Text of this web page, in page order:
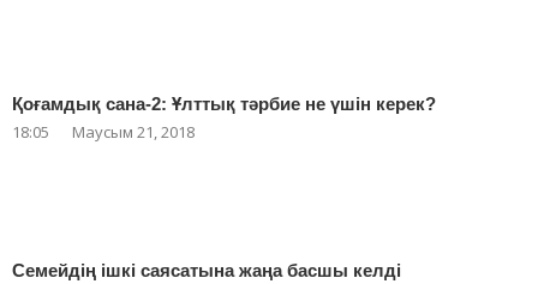
Қоғамдық сана-2: Ұлттық тәрбие не үшін керек?
18:05 Маусым 21, 2018
Семейдің ішкі саясатына жаңа басшы келді